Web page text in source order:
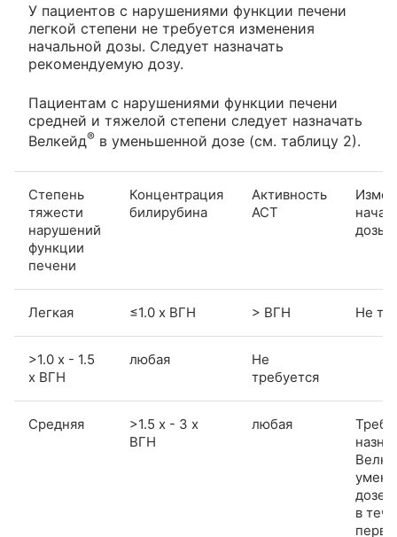
У пациентов с нарушениями функции печени
легкой степени не требуется изменения
начальной дозы. Следует назначать
рекомендуемую дозу.
Пациентам с нарушениями функции печени
средней и тяжелой степени следует назначать
Велкейд® в уменьшенной дозе (см. таблицу 2).
Степень
тяжести
нарушений
функции
печени
Концентрация
билирубина
Активность
АСТ
дозы
Легкая ≤1.0 x ВГН > ВГН Не
>1.0 x - 1.5
x ВГН
любая
Не
требуется
Средняя
>1.5 x - 3 x
ВГН
любая
дозе
в